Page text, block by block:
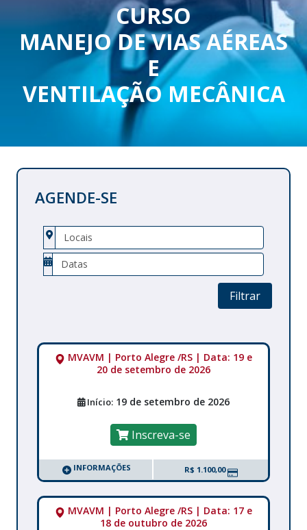
CURSO
MANEJO DE VIAS AÉREAS
E
VENTILAÇÃO MECÂNICA
AGENDE-SE
Filtrar
MVAVM | Porto Alegre /RS | Data: 19 e
20 de setembro de 2026
Início: 19 de setembro de 2026
Inscreva-se
INFORMAÇÕES R$ 1.100,00
MVAVM | Porto Alegre /RS | Data: 17 e
18 de outubro de 2026